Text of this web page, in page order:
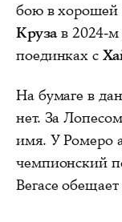
бою в хорошей
Крузав 2024-м
поединках с
На бумаге в
нет. За
имя. У Ромеро
чемпионский
Вегасе